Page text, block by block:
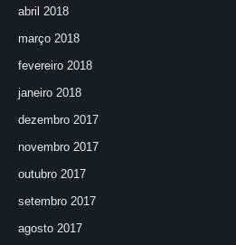
abril 2018
março 2018
fevereiro 2018
janeiro 2018
dezembro 2017
novembro 2017
outubro 2017
setembro 2017
agosto 2017